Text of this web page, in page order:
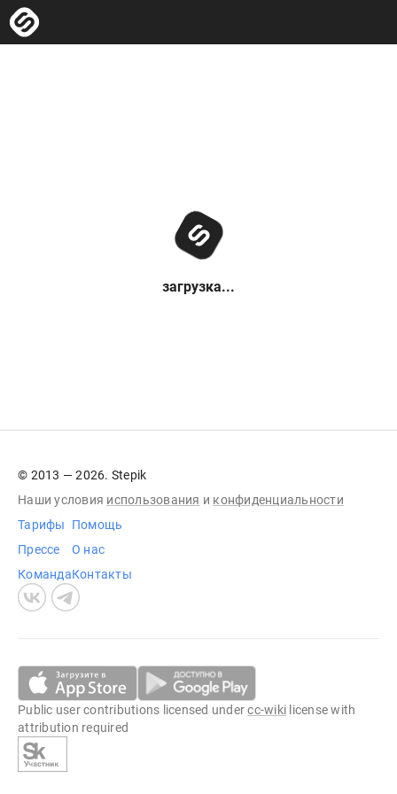
загрузка...
© 2013 — 2026. Stepik
Наши условия использования и конфиденциальности
Тарифы
Прессе
Команда
Помощь
О нас
Контакты
Public user contributions licensed undercc-wiki license with
attribution required